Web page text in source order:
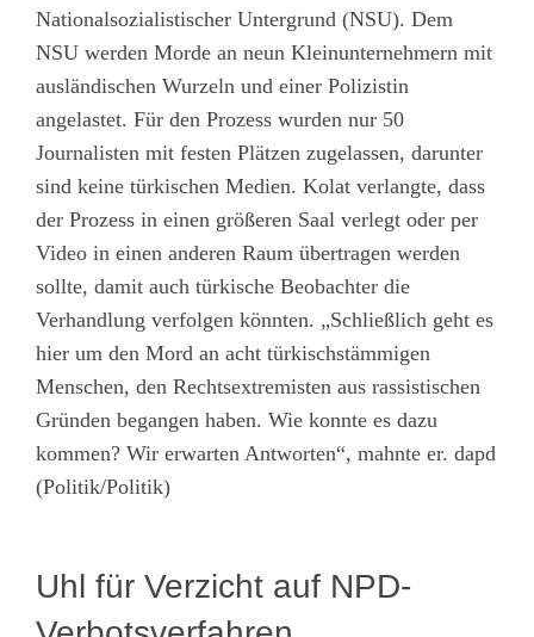
Nationalsozialistischer Untergrund (NSU). Dem
NSU werden Morde an neun Kleinunternehmern mit
ausländischen Wurzeln und einer Polizistin
angelastet. Für den Prozess wurden nur 50
Journalisten mit festen Plätzen zugelassen, darunter
sind keine türkischen Medien. Kolat verlangte, dass
der Prozess in einen größeren Saal verlegt oder per
Video in einen anderen Raum übertragen werden
sollte, damit auch türkische Beobachter die
Verhandlung verfolgen könnten. „Schließlich geht es
hier um den Mord an acht türkischstämmigen
Menschen, den Rechtsextremisten aus rassistischen
Gründen begangen haben. Wie konnte es dazu
kommen? Wir erwarten Antworten“, mahnte er. dapd
(Politik/Politik)
Uhl für Verzicht auf NPD-